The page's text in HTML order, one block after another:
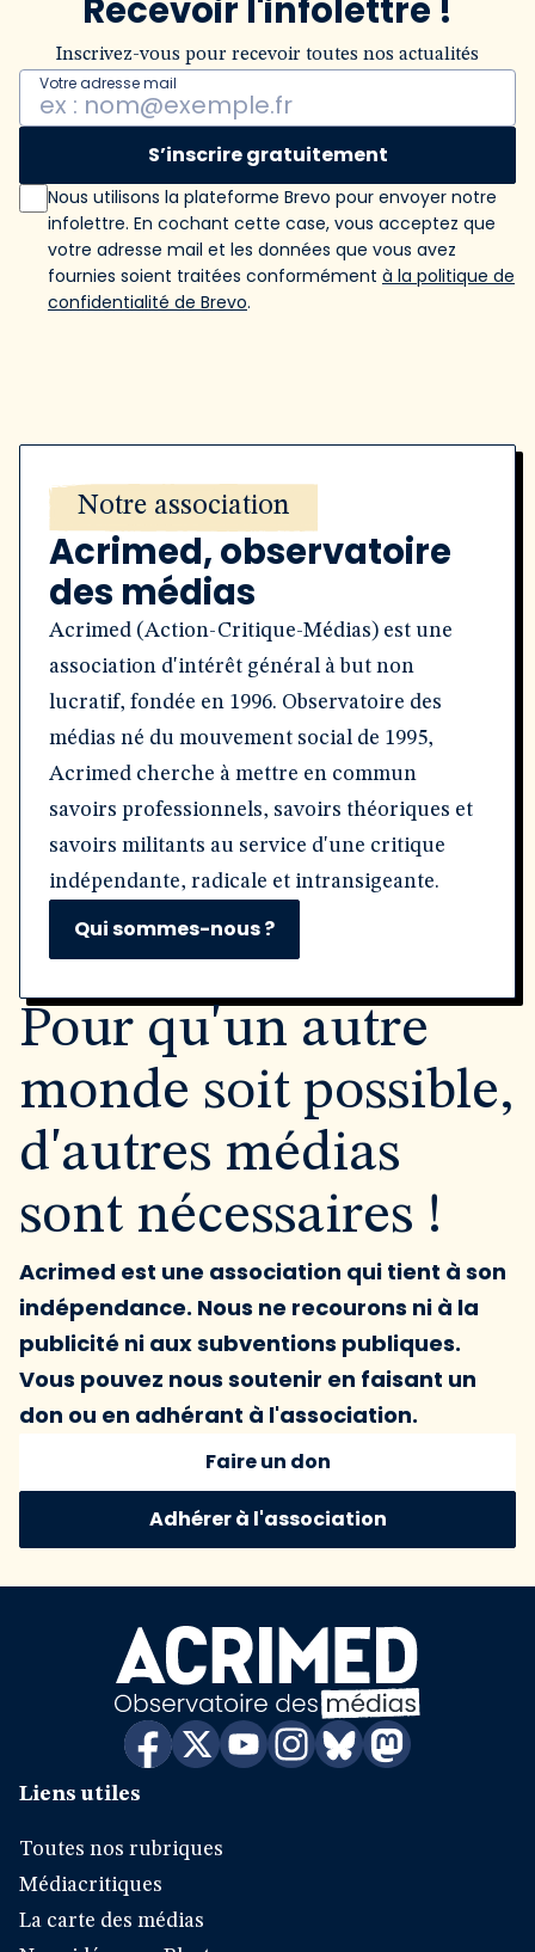
Recevoir l'infolettre !
Inscrivez-vous pour recevoir toutes nos actualités
Votre adresse mail
S’inscrire gratuitement
Nous utilisons la plateforme Brevo pour envoyer notre
infolettre. En cochant cette case, vous acceptez que
votre adresse mail et les données que vous avez
fournies soient traitées conformément à la politique de
confidentialité de Brevo.
Notre association
Acrimed, observatoire
des médias
Acrimed (Action-Critique-Médias) est une
association d'intérêt général à but non
lucratif, fondée en 1996. Observatoire des
médias né du mouvement social de 1995,
Acrimed cherche à mettre en commun
savoirs professionnels, savoirs théoriques et
savoirs militants au service d'une critique
indépendante, radicale et intransigeante.
Qui sommes-nous ?
Pour qu'un autre
monde soit possible,
d'autres médias
sont nécessaires !
Acrimed est une association qui tient à son
indépendance. Nous ne recourons ni à la
publicité ni aux subventions publiques.
Vous pouvez nous soutenir en faisant un
don ou en adhérant à l'association.
Faire un don
Adhérer à l'association
Liens utiles
Toutes nos rubriques
Médiacritiques
La carte des médias